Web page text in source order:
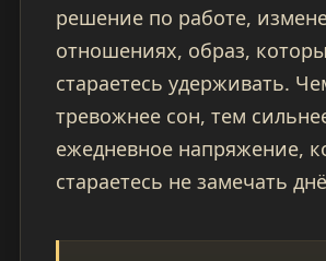
решение по работе,
отношениях, образ,
стараетесь удерживать.
тревожнее сон, тем
ежедневное напряжение,
стараетесь не замечать